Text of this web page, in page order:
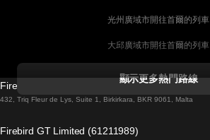
光州廣域市開往首爾的列車
大邱廣域市開往首爾的列車
都柏林開往戈尔韦的列車
顯示更多熱門路線
Firebird GT Limited (OC 1451)
432, Triq Fleur de Lys, Suite 1, Birkirkara, BKR 9061, Malta
Firebird GT Limited (61211989)